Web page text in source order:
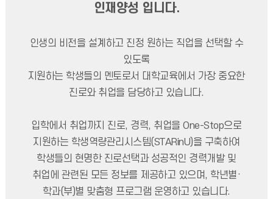
인재양성 입니다.
인생의 비전을 설계하고 진정 원하는 직업을 선택할 수
있도록
지원하는 학생들의 멘토로서 대학교육에서 가장 중요한
진로와 취업을 담당하고 있습니다.
입학에서 취업까지 진로, 경력, 취업을 One-Stop으로
지원하는 학생역량관리시스템(STARinU)을 구축하여
학생들의 현명한 진로선택과 성공적인 경력개발 및
취업에 관련된 모든 정보를 제공하고 있으며, 학년별·
학과(부)별 맞춤형 프로그램 운영하고 있습니다.